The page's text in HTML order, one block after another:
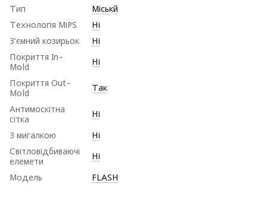
Тип
Міськй
Технологія MiPS
Ні
З'ємний козирьок
Ні
Покриття In-
Mold
Ні
Покриття Out-
Mold
Так
Антимоскітна
сітка
Ні
З мигалкою
Ні
Світловідбиваючі
елемети
Ні
Модель FLASH